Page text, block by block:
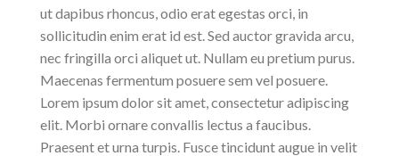
ut dapibus rhoncus, odio erat egestas orci, in
sollicitudin enim erat id est. Sed auctor gravida arcu,
nec fringilla orci aliquet ut. Nullam eu pretium purus.
Maecenas fermentum posuere sem vel posuere.
Lorem ipsum dolor sit amet, consectetur adipiscing
elit. Morbi ornare convallis lectus a faucibus.
Praesent et urna turpis. Fusce tincidunt augue in velit